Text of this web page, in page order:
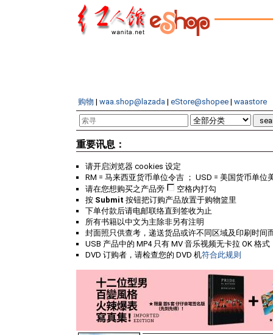
购物 | waa.shop@lazada | eStore@shopee | waastore
重要讯息：
请开启浏览器 cookies 设定
RM = 马来西亚货币单位令吉 ； USD = 美国货币单位
请在您想购买之产品旁
空格内打勾
按 Submit 按钮把订购产品放置于购物篮里
下单付款后请电邮联络直到签收为止
所有书籍以中文为主除非另有注明
封面照只供查考，递送货品或许不同区域及印刷时间
USB 产品中的 MP4 只有 MV 音乐视频无卡拉 OK 格式
DVD 订购者，请检查您的 DVD 机符合此规则